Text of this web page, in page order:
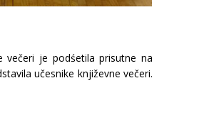
večeri je podśetila prisutne na
učesnike književne večeri.